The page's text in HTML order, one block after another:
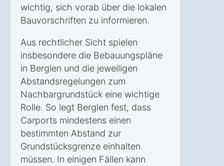
wichtig, sich vorab über die lokalen
Bauvorschriften zu informieren.
Aus rechtlicher Sicht spielen
insbesondere die Bebauungspläne
in Berglen und die jeweiligen
Abstandsregelungen zum
Nachbargrundstück eine wichtige
Rolle. So legt Berglen fest, dass
Carports mindestens einen
bestimmten Abstand zur
Grundstücksgrenze einhalten
müssen. In einigen Fällen kann